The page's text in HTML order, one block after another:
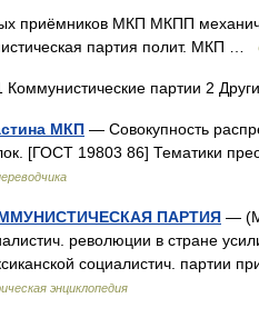
приёмников МКП МКПП
партия полит. МКП …
партии 2
МКП — Совокупность
[ГОСТ 19803 86] Тематики
ПАРТИЯ —
революции в стране
социалистич. партии
энциклопедия